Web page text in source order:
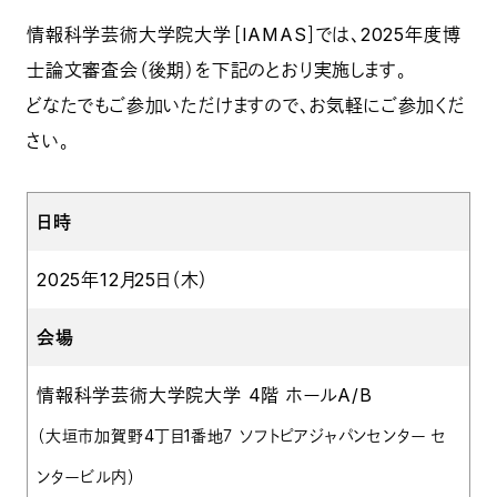
情報科学芸術大学院大学［IAMAS］では、2025年度博
士論文審査会（後期）を下記のとおり実施します。
どなたでもご参加いただけますので、お気軽にご参加くだ
さい。
日時
2025年12月25日（木）
会場
情報科学芸術大学院大学 4階 ホールA/B
（大垣市加賀野4丁目1番地７ ソフトピアジャパンセンター セ
ンタービル内）